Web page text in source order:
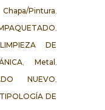
Chapa/Pintura,
,
LIMPIEZA DE
,Metal,
NUEVO,
TIPOLOGÍA DE